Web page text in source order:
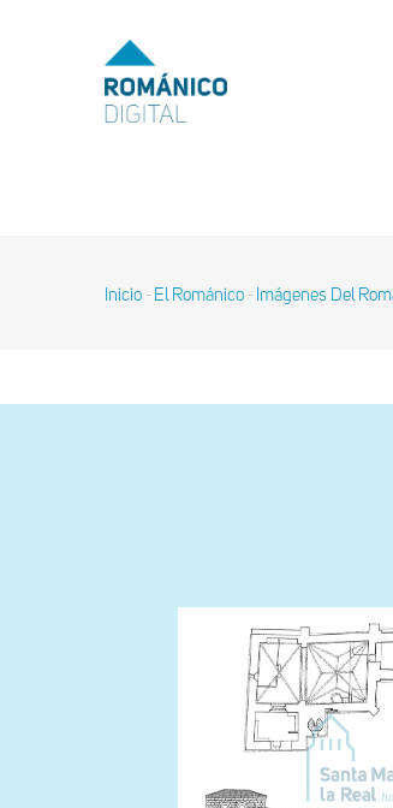
MENU
TOP
Sobrescribir
Inicio - El Románico - Imágenes Del